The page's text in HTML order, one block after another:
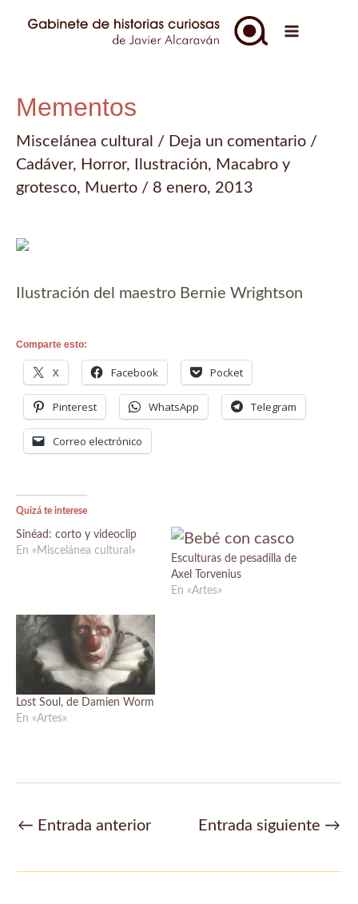
Mementos
Miscelánea cultural / Deja un comentario /
Cadáver, Horror, Ilustración, Macabro y
grotesco, Muerto / 8 enero, 2013
Ilustración del maestro Bernie Wrightson
Comparte esto:
X Facebook Pocket
Pinterest WhatsApp Telegram
Correo electrónico
Quizá te interese
Sinéad: corto y videoclip
En «Miscelánea cultural»
Esculturas de pesadilla de
Axel Torvenius
En «Artes»
Lost Soul, de Damien Worm
En «Artes»
Navegación
← Entrada anterior Entrada siguiente →